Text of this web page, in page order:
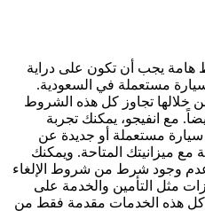
يجب أن تكون على دراية
مستعملة في السعودية.
خلالها تجاوز كل هذه الشروط
مع انفيجو، يمكنك تجربة
سيارة مستعملة أو جديدة عن
مع ميزانيتك المتاحة. ويمكنك
لمدة 36 شهرًا مع عدم وجود شرط من شروط الإلغاء
مثل التأمين والخدمة على
كل هذه الخدمات مقدمة فقط من